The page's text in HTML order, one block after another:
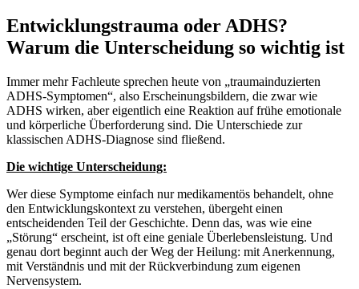
Entwicklungstrauma oder ADHS?
Warum die Unterscheidung so wichtig ist
Immer mehr Fachleute sprechen heute von „traumainduzierten
ADHS-Symptomen“, also Erscheinungsbildern, die zwar wie
ADHS wirken, aber eigentlich eine Reaktion auf frühe emotionale
und körperliche Überforderung sind. Die Unterschiede zur
klassischen ADHS-Diagnose sind fließend.
Die wichtige Unterscheidung:
Wer diese Symptome einfach nur medikamentös behandelt, ohne
den Entwicklungskontext zu verstehen, übergeht einen
entscheidenden Teil der Geschichte. Denn das, was wie eine
„Störung“ erscheint, ist oft eine geniale Überlebensleistung. Und
genau dort beginnt auch der Weg der Heilung: mit Anerkennung,
mit Verständnis und mit der Rückverbindung zum eigenen
Nervensystem.